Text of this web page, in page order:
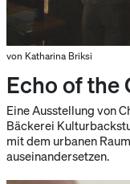
von Katharina Briksi
Echo of the
Eine Ausstellung von
Bäckerei
mit dem urbanen
auseinandersetzen.